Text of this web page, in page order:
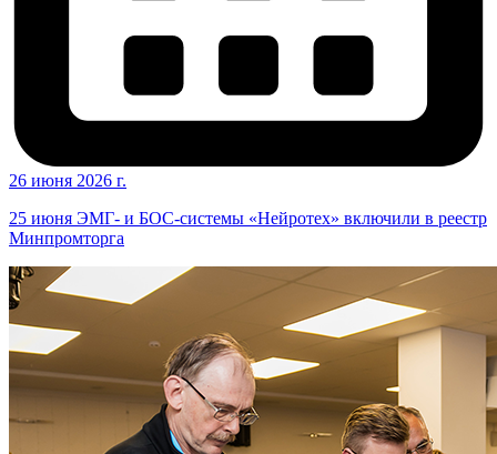
26 июня 2026 г.
25 июня ЭМГ- и БОС-системы «Нейротех» включили в реестр
Минпромторга